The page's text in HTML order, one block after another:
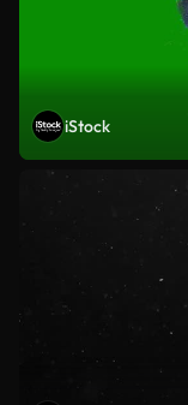
iStock